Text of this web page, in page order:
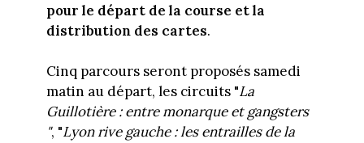
pour le départ de la course et la
distribution des cartes.
Cinq parcours seront proposés samedi
matin au départ, les circuits "La
Guillotière : entre monarque et gangsters
", "Lyon rive gauche : les entrailles de la